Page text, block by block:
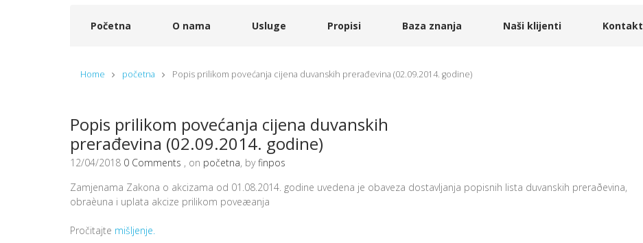
Početna O nama Usluge Propisi Baza znanja Naši klijenti Kontakt
Home početna Popis prilikom povećanja cijena duvanskih prerađevina (02.09.2014. godine)
Popis prilikom povećanja cijena duvanskih
prerađevina (02.09.2014. godine)
12/04/2018 0 Comments , on početna, byfinpos
Zamjenama Zakona o akcizama od 01.08.2014. godine uvedena je obaveza dostavljanja popisnih lista duvanskih preraðevina,
obraèuna i uplata akcize prilikom poveæanja
Pročitajte mišljenje.